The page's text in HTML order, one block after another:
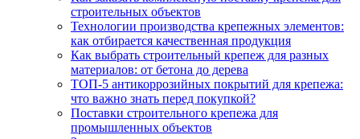
строительных объектов
Технологии производства крепежных элементов:
как отбирается качественная продукция
Как выбрать строительный крепеж для разных
материалов: от бетона до дерева
ТОП-5 антикоррозийных покрытий для крепежа:
что важно знать перед покупкой?
Поставки строительного крепежа для
промышленных объектов